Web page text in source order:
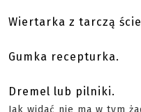
Wiertarka z tarczą
Gumka recepturka.
Dremel lub pilniki.
Jak widać nie ma w tym